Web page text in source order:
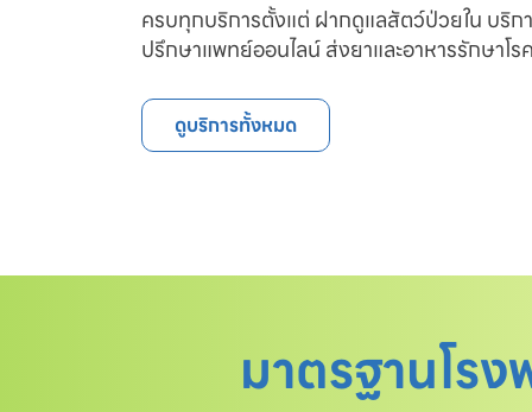
ครบทุกบริการตั้งแต่ ฝากดูแลสัตว์ป่วยใน บริ
ปรึกษาแพทย์ออนไลน์ ส่งยาและอาหารรักษาโ
ดูบริการทั้งหมด
มาตรฐานโร